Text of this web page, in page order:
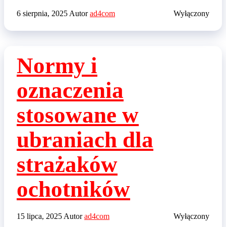
6 sierpnia, 2025 Autor ad4com Wyłączony
Normy i
oznaczenia
stosowane w
ubraniach dla
strażaków
ochotników
15 lipca, 2025 Autor ad4com Wyłączony